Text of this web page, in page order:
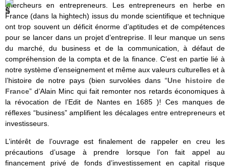
chercheurs en entrepreneurs. Les entrepreneurs en herbe en
France (dans la hightech) issus du monde scientifique et technique
ont trop souvent un déficit énorme d’aptitudes et de compétences
pour se lancer dans un projet d’entreprise. Il leur manque un sens
du marché, du business et de la communication, à défaut de
compréhension de la compta et de la finance. C’est en partie lié à
notre système d’enseignement et même aux valeurs culturelles et à
l’histoire de notre pays (bien survolées dans “Une histoire de
France” d’Alain Minc qui fait remonter nos retards économiques à
la révocation de l’Edit de Nantes en 1685 )! Ces manques de
réflexes “business” amplifient les décalages entre entrepreneurs et
investisseurs.
L’intérêt de l’ouvrage est finalement de rappeler en creu les
précautions d’usage à prendre lorsque l’on fait appel au
financement privé de fonds d’investissement en capital risque